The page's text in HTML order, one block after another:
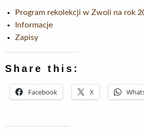
Program rekolekcji w Zwoli na rok
Informacje
Zapisy
Share this:
Facebook X